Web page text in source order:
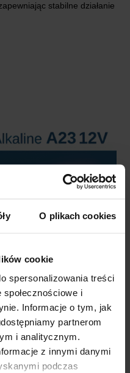
O plikach cookies
cookie
spersonalizowania treści
i
Informacje o tym, jak
partnerom
i analitycznym.
z innymi danymi
podczas
stabilne działanie